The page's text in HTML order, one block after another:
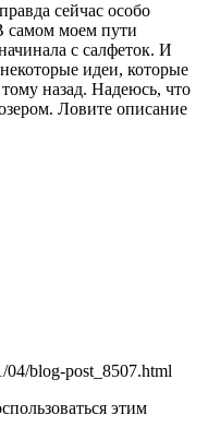
сейчас особо
самом моем пути
с салфеток. И
идеи, которые
назад. Надеюсь, что
Ловите описание
blog-post_8507.html
этим